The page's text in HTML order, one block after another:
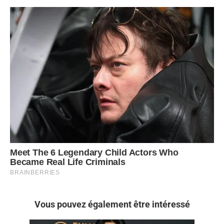
Vous pouvez également être intéressé